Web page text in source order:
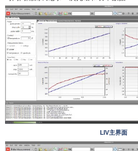
LIV主界面